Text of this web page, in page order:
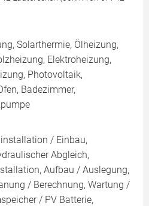
Solarthermie, Ölheizung,
Elektroheizung,
Photovoltaik,
Badezimmer,
/ Einbau,
Abgleich,
Aufbau / Auslegung,
/ Berechnung, Wartung /
/ PV Batterie,